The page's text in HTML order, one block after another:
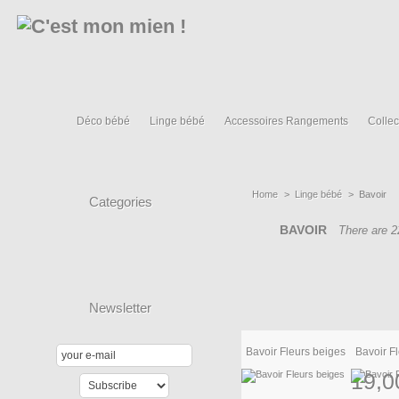
Déco bébé Linge bébé Accessoires Rangements
Categories
Newsletter
Home > Linge bébé > Bavoir
BAVOIR There are
Bavoir Fleurs beiges Bavoir